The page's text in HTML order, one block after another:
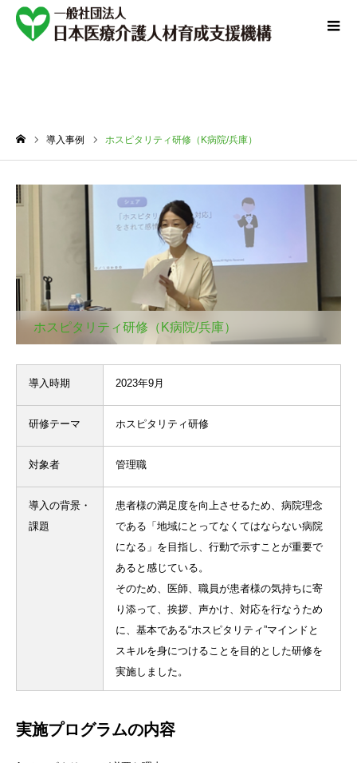
導入事例 ホスピタリティ研修（K病院/兵庫）
ホスピタリティ研修（K病院/兵庫）
導入時期 2023年9月
研修テーマ ホスピタリティ研修
対象者 管理職
導入の背景・
課題
患者様の満足度を向上させるため、病院理念
である「地域にとってなくてはならない病院
になる」を目指し、行動で示すことが重要で
あると感じている。
そのため、医師、職員が患者様の気持ちに寄
り添って、挨拶、声かけ、対応を行なうため
に、基本である“ホスピタリティ”マインドと
スキルを身につけることを目的とした研修を
実施しました。
実施プログラムの内容